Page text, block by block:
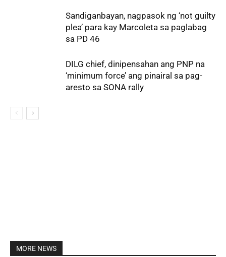
Sandiganbayan, nagpasok ng ‘not guilty
plea’ para kay Marcoleta sa paglabag
sa PD 46
DILG chief, dinipensahan ang PNP na
‘minimum force’ ang pinairal sa pag-
aresto sa SONA rally
MORE NEWS